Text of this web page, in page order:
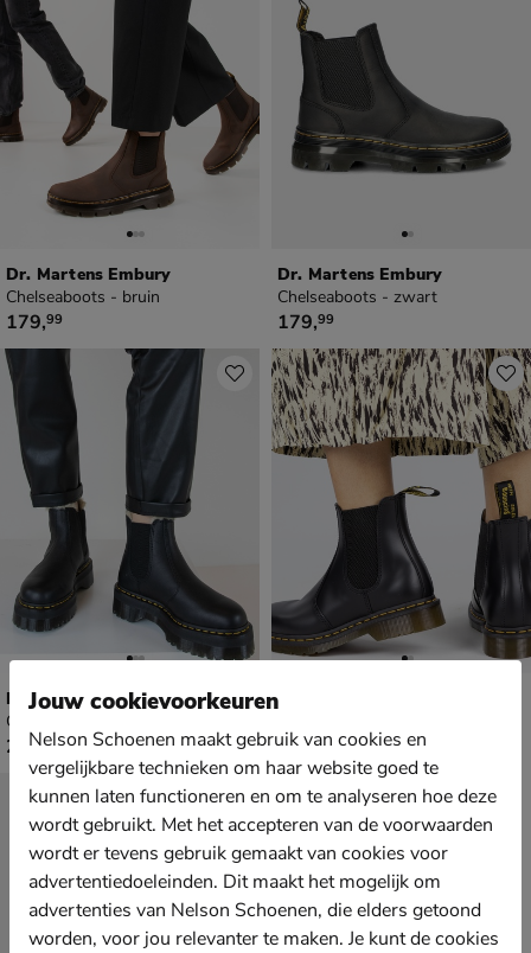
Dr. Martens Embury
Chelseaboots - bruin
€ 179,99
179,99
Dr. Martens Embury
Chelseaboots - zwart
€ 179,99
179,99
Dr. Martens Quad
Chelseaboots - zwart
€ 239,99
239,99
Dr. Martens 2976 YS
€ 199,99
199,99
Jouw cookievoorkeuren
Nelson Schoenen maakt gebruik van cookies en
vergelijkbare technieken om haar website goed te
kunnen laten functioneren en om te analyseren hoe deze
wordt gebruikt. Met het accepteren van de voorwaarden
wordt er tevens gebruik gemaakt van cookies voor
advertentiedoeleinden. Dit maakt het mogelijk om
advertenties van Nelson Schoenen, die elders getoond
worden, voor jou relevanter te maken. Je kunt de cookies